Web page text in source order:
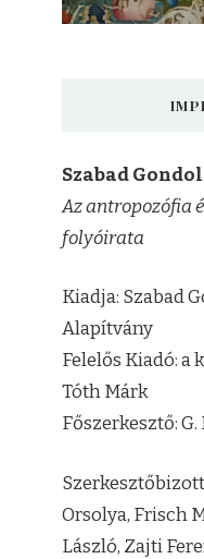
Szabad
Az antropozófia
folyóirata
Kiadja: Szabad
Alapítvány
Felelős Kiadó:
Tóth Márk
Főszerkesztő:
Orsolya, Frisch
László, Zajti